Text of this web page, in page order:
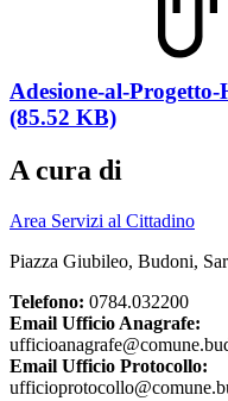
Adesione-al-
(85.52 KB)
A cura di
Area Servizi al Cittadino
Piazza Giubileo, Budoni,
Telefono: 0784.032200
Email Ufficio Anagrafe:
Email Ufficio Protocollo: